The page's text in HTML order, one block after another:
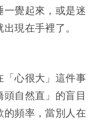
覺起來，或是迷
現在手裡了。
「心很大」這件事
自然直」的盲目
頻率，當別人在